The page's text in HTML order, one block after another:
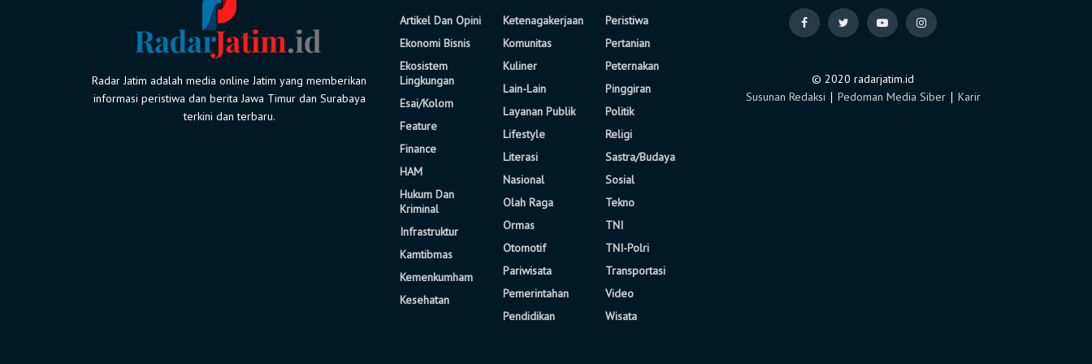
Radar Jatim adalah media online Jatim yang memberikan
informasi peristiwa dan berita Jawa Timur dan Surabaya
terkini dan terbaru.
Artikel Dan Opini
Ekonomi Bisnis
Ekosistem
Lingkungan
Esai/Kolom
Feature
Finance
HAM
Hukum Dan
Kriminal
Infrastruktur
Kamtibmas
Kemenkumham
Kesehatan
Ketenagakerjaan
Komunitas
Kuliner
Lain-Lain
Layanan Publik
Lifestyle
Literasi
Nasional
Olah Raga
Ormas
Otomotif
Pariwisata
Pemerintahan
Pendidikan
Peristiwa
Pertanian
Peternakan
Pinggiran
Politik
Religi
Sastra/Budaya
Sosial
Tekno
TNI
TNI-Polri
Transportasi
Video
Wisata
© 2020 radarjatim.id
Susunan Redaksi ∣ Pedoman Media Siber∣ Karir